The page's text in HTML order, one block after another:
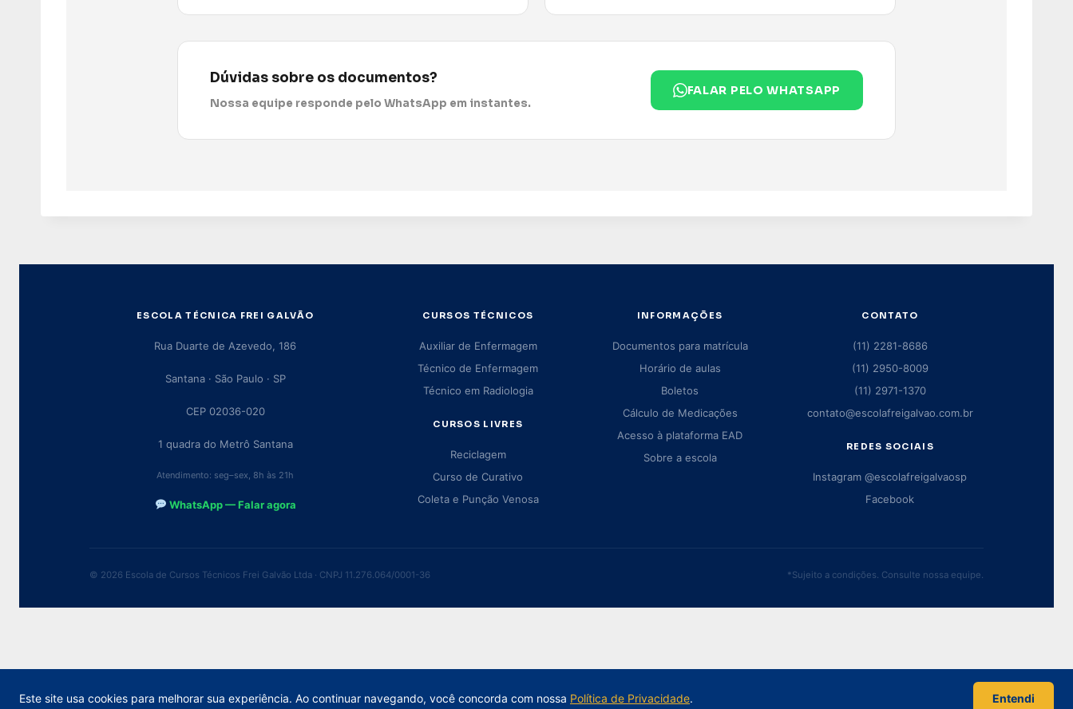
Dúvidas sobre os documentos?
Nossa equipe responde pelo WhatsApp em instantes.
FALAR PELO WHATSAPP
ESCOLA TÉCNICA FREI GALVÃO
Rua Duarte de Azevedo, 186
Santana · São Paulo · SP
CEP 02036-020
1 quadra do Metrô Santana
Atendimento: seg–sex, 8h às 21h
WhatsApp — Falar agora
CURSOS TÉCNICOS
Auxiliar de Enfermagem
Técnico de Enfermagem
Técnico em Radiologia
CURSOS LIVRES
Reciclagem
Curso de Curativo
Coleta e Punção Venosa
INFORMAÇÕES
Documentos para matrícula
Horário de aulas
Boletos
Cálculo de Medicações
Acesso à plataforma EAD
Sobre a escola
CONTATO
(11) 2281-8686
(11) 2950-8009
(11) 2971-1370
contato@escolafreigalvao.com.br
REDES SOCIAIS
Instagram @escolafreigalvaosp
Facebook
© 2026 Escola de Cursos Técnicos Frei Galvão Ltda · CNPJ 11.276.064/0001-36 *Sujeito a condições. Consulte nossa equipe.
Este site usa cookies para melhorar sua experiência. Ao continuar navegando, você concorda com nossa Política de Privacidade. Entendi